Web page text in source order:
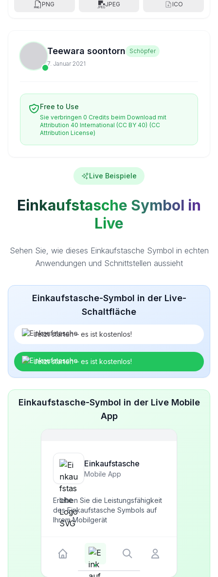
PNG JPEG ICO
Teewara soontorn
Schöpfer
7. Januar 2021
Free to Use
Sie verbringen 0 Credits beim Download mit
Attribution 40 International (CC BY 40) (CC
Attribution License)
Live Beispiele
Einkaufstasche Symbol in
Live
Sehen Sie, wie dieses Einkaufstasche Symbol in echten
Anwendungen und Schnittstellen aussieht
Einkaufstasche-Symbol in der Live-
Schaltfläche
Jetzt starten – es ist kostenlos!
Jetzt starten – es ist kostenlos!
Einkaufstasche-Symbol in der Live Mobile
App
Einkaufstasche
Mobile App
Erleben Sie die Leistungsfähigkeit
des Einkaufstasche Symbols auf
Ihrem Mobilgerät